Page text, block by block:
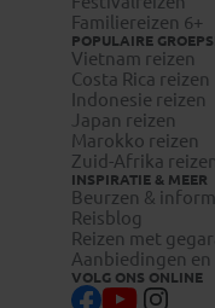
Familiereizen 6+
POPULAIRE
Vietnam reizen
Costa Rica reizen
Indonesie reizen
Japan reizen
Marokko reizen
Zuid-Afrika reizen
INSPIRATIE & MEER
Beurzen &
Reisblog
Reizen met
Aanbiedingen
VOLG ONS ONLINE